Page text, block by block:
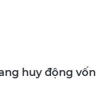
huy động vốn